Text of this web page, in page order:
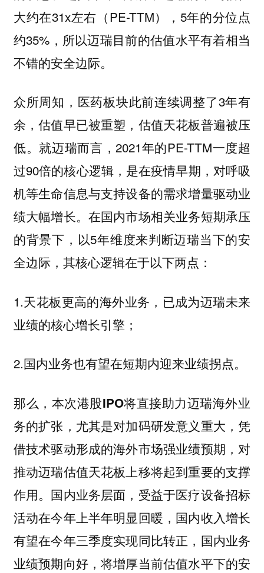
大约在31x左右（PE-TTM），5年的分位点
约35%，所以迈瑞目前的估值水平有着相当
不错的安全边际。
众所周知，医药板块此前连续调整了3年有
余，估值早已被重塑，估值天花板普遍被压
低。就迈瑞而言，2021年的PE-TTM一度超
过90倍的核心逻辑，是在疫情早期，对呼吸
机等生命信息与支持设备的需求增量驱动业
绩大幅增长。在国内市场相关业务短期承压
的背景下，以5年维度来判断迈瑞当下的安
全边际，其核心逻辑在于以下两点：
1.天花板更高的海外业务，已成为迈瑞未来
业绩的核心增长引擎；
2.国内业务也有望在短期内迎来业绩拐点。
那么，本次港股IPO将直接助力迈瑞海外业
务的扩张，尤其是对加码研发意义重大，凭
借技术驱动形成的海外市场强业绩预期，对
推动迈瑞估值天花板上移将起到重要的支撑
作用。国内业务层面，受益于医疗设备招标
活动在今年上半年明显回暖，国内收入增长
有望在今年三季度实现同比转正，国内业务
业绩预期向好，将增厚当前估值水平下的安